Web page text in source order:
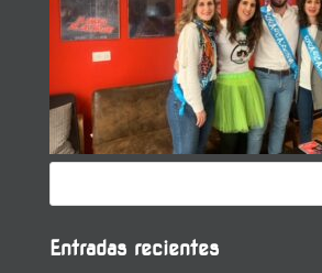
Entradas recientes